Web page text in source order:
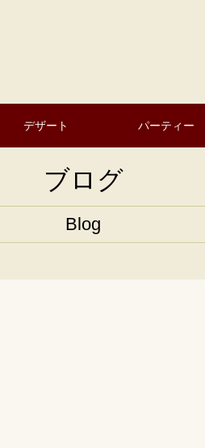
デザート パーティー
ブログ
Blog